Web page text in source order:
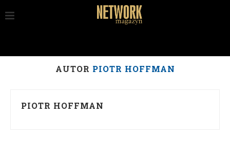
AUTOR PIOTR HOFFMAN
PIOTR HOFFMAN